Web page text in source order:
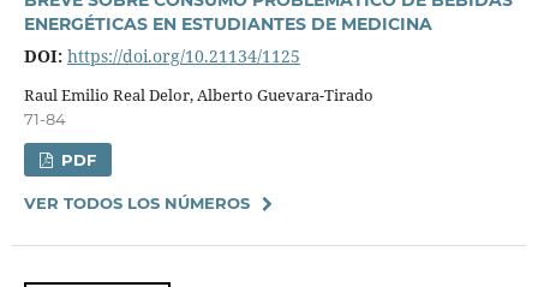
ENERGÉTICAS EN ESTUDIANTES DE MEDICINA
DOI: https://doi.org/10.21134/1125
Raul Emilio Real Delor, Alberto Guevara-Tirado
71-84
PDF
VER TODOS LOS NÚMEROS